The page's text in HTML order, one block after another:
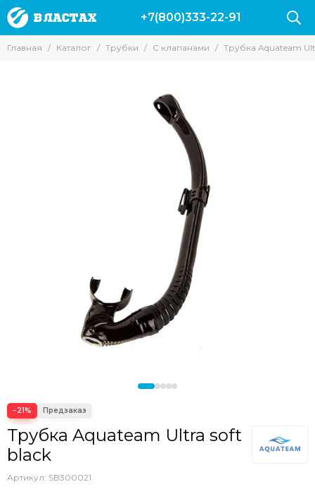
Трубки +7(800)333-22-91
Главная Каталог Трубки С клапанами Трубка Aquateam
−21%
Трубка Aquateam Ultra soft
black
Артикул: SB300021